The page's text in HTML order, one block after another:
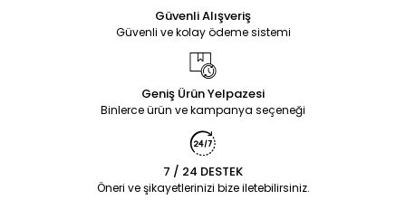
Güvenli Alışveriş
Güvenli ve kolay ödeme sistemi
Geniş Ürün Yelpazesi
Binlerce ürün ve kampanya seçeneği
7 / 24 DESTEK
Öneri ve şikayetlerinizi bize iletebilirsiniz.